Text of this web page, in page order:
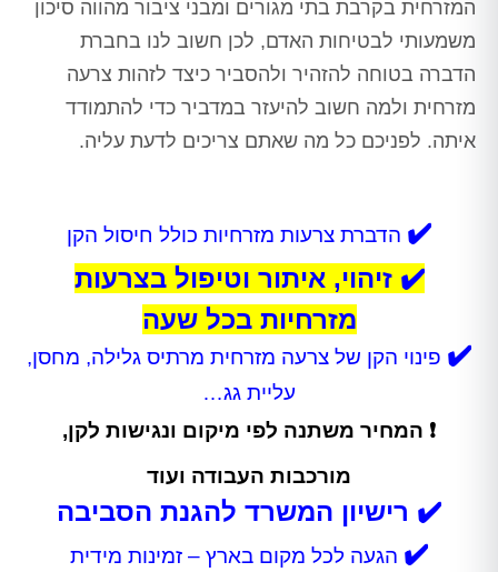
המזרחית בקרבת בתי מגורים ומבני ציבור מהווה סיכון
משמעותי לבטיחות האדם, לכן חשוב לנו בחברת
הדברה בטוחה להזהיר ולהסביר כיצד לזהות צרעה
מזרחית ולמה חשוב להיעזר במדביר כדי להתמודד
איתה. לפניכם כל מה שאתם צריכים לדעת עליה.
✔️ הדברת צרעות מזרחיות כולל חיסול הקן
✔️ זיהוי, איתור וטיפול בצרעות
מזרחיות בכל שעה
✔️ פינוי הקן של צרעה מזרחית מרתיס גלילה, מחסן,
עליית גג…
❗ המחיר משתנה לפי מיקום ונגישות לקן,
מורכבות העבודה ועוד
✔️ רישיון המשרד להגנת הסביבה
✔️ הגעה לכל מקום בארץ – זמינות מידית